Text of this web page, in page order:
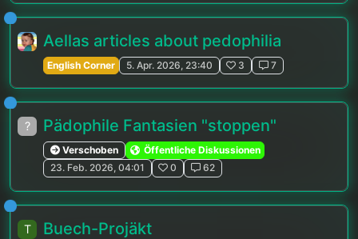
Aellas articles about pedophilia
English Corner 5. Apr. 2026, 23:40 3 7
? Pädophile Fantasien "stoppen"
Verschoben
Öffentliche Diskussionen
23. Feb. 2026, 04:01
0 62
T Buech-Projäkt